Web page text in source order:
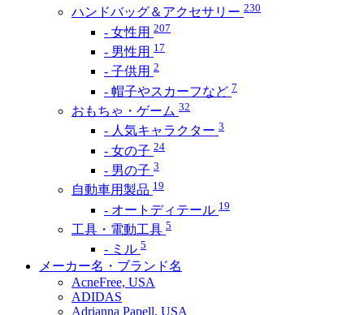
ハンドバッグ＆アクセサリー 230
- 女性用 207
- 男性用 17
- 子供用 2
- 帽子やスカーフなど 7
おもちゃ・ゲーム 32
- 人気キャラクター 3
- 女の子 24
- 男の子 3
自動車用製品 19
- オートディテール 19
工具・電動工具 5
- ミル 5
メーカー名・ブランド名
AcneFree, USA
ADIDAS
Adrianna Papell, USA